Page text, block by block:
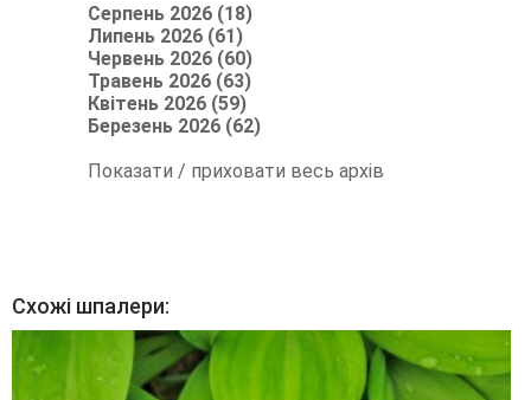
Серпень 2026 (18)
Липень 2026 (61)
Червень 2026 (60)
Травень 2026 (63)
Квітень 2026 (59)
Березень 2026 (62)
Показати / приховати весь архів
Схожі шпалери: